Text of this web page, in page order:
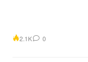
2.1K 0